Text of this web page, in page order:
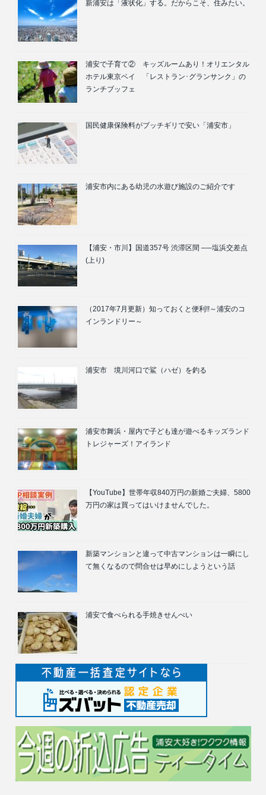
新浦安は「液状化」する。だからこそ、住みたい。
浦安で子育て② キッズルームあり！オリエンタル
ホテル東京ベイ 「レストラン･グランサンク」の
ランチブッフェ
国民健康保険料がブッチギリで安い「浦安市」
浦安市内にある幼児の水遊び施設のご紹介です
【浦安・市川】国道357号 渋滞区間 ──塩浜交差点
(上り)
（2017年7月更新）知っておくと便利!!～浦安のコ
インランドリー～
浦安市 境川河口で鯊（ハゼ）を釣る
浦安市舞浜・屋内で子ども達が遊べるキッズランド
トレジャーズ！アイランド
【YouTube】世帯年収840万円の新婚ご夫婦、5800
万円の家は買ってはいけませんでした。
新築マンションと違って中古マンションは一瞬にし
て無くなるので問合せは早めにしようという話
浦安で食べられる手焼きせんべい